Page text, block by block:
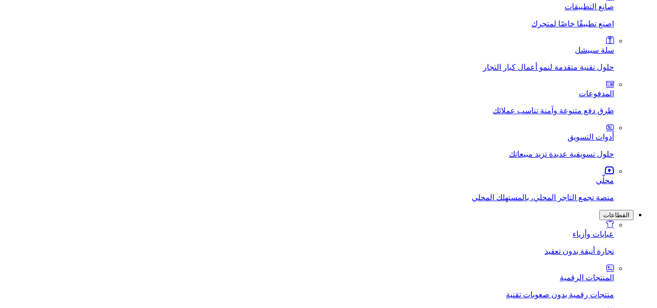
صانع التطبيقات
اصنع تطبيقًا خاصًا لمتجرك
سلة سبيشل
حلول تقنية متقدمة لنمو أعمال كبار التجار
المدفوعات
طرق دفع متنوعة وآمنة تناسب عملائك
أدوات التسويق
حلول تسويقية عديدة تزيد مبيعاتك
محلّي
منصة تجمع التاجر المحلي، بالمستهلك المحلي
القطاعات
عبايات وأزياء
تجارة أنيقة بدون تعقيد
المنتجات الرقمية
منتجات رقمية بدون صعوبات تقنية